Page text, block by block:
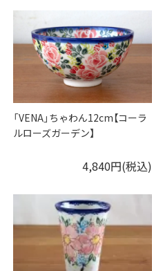
「VENA」ちゃわん12cm【コーラ
ルローズガーデン】
4,840円(税込)